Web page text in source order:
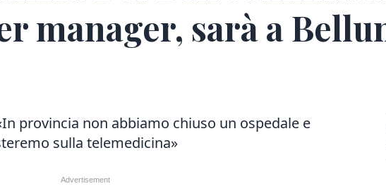
manager, sarà a
provincia non abbiamo chiuso un ospedale e
sulla telemedicina»